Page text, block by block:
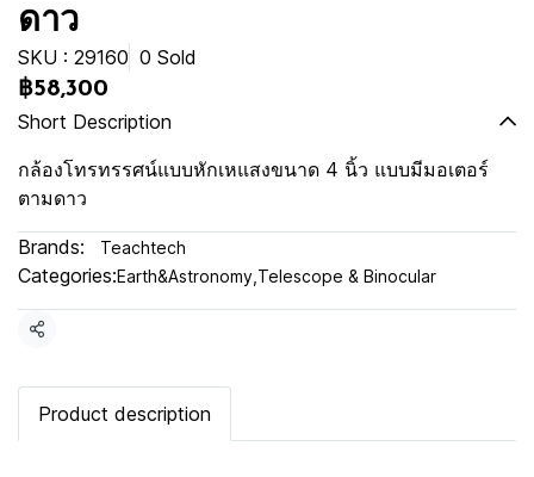
ดาว
SKU : 29160 0 Sold
฿58,300
Short Description
กล้องโทรทรรศน์แบบหักเหแสงขนาด 4 นิ้ว แบบมีมอเตอร์
ตามดาว
Brands: Teachtech
Categories:Earth&Astronomy Telescope & Binocular
Share
Product description